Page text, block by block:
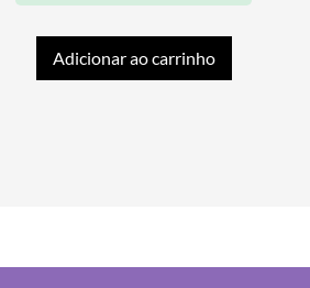
Adicionar ao carrinho